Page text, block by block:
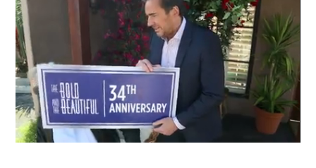
Unmute
Loaded:
0%
Progress
0%